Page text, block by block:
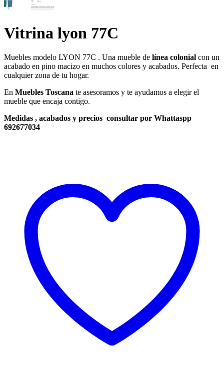
Vitrina lyon 77C
Muebles modelo LYON 77C . Una mueble de línea colonial con un
acabado en pino macizo en muchos colores y acabados. Perfecta en
cualquier zona de tu hogar.
En Muebles Toscana te asesoramos y te ayudamos a elegir el
mueble que encaja contigo.
Medidas , acabados y precios consultar por Whattaspp
692677034